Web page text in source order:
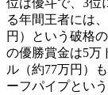
位は優斗で、3位
る年間王者には
円）という破格
の優勝賞金は5万
ル（約77万円）
ーフパイプとい